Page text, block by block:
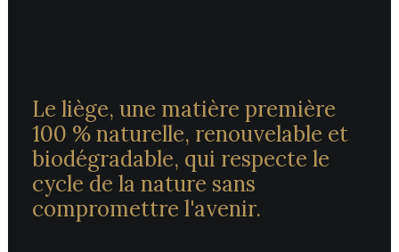
Le liège, une matière première
100 % naturelle, renouvelable et
biodégradable, qui respecte le
cycle de la nature sans
compromettre l'avenir.